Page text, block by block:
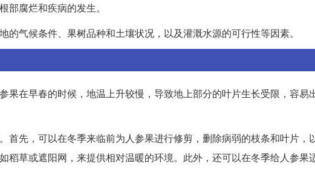
腐烂和疾病的发生。
气候条件、果树品种和土壤状况，以及灌溉水源的可行性等因素。
果在早春的时候，地温上升较慢，导致地上部分的叶片生长受限，容易
首先，可以在冬季来临前为人参果进行修剪，删除病弱的枝条和叶片，
稻草或遮阳网，来提供相对温暖的环境。此外，还可以在冬季给人参果